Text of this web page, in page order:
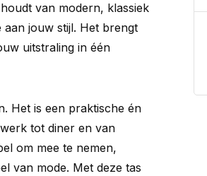
van modern, klassiek
jouw stijl. Het brengt
uitstraling in één
Het is een praktische én
tot diner en van
om mee te nemen,
van mode. Met deze tas